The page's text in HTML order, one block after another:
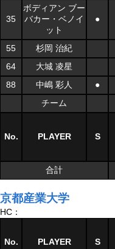
35
ボディアン ブー
バカー・ベノイ
ット
●
55 杉岡 治紀
64
大城 凌星
88
中嶋 彩人 ●
チーム
No. PLAYER S
合計
京都産業大学
HC：
No. PLAYER S